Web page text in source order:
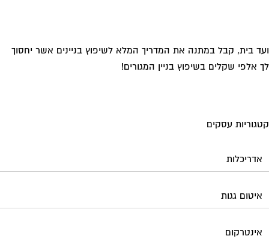
בית, קבל במתנה את המדריך המלא לשיפוץ בניינים אשר יחסוך
אלפי שקלים בשיפוץ בניין המגורים!
עסקים
אדריכלות
איטום גגות
אינטרקום